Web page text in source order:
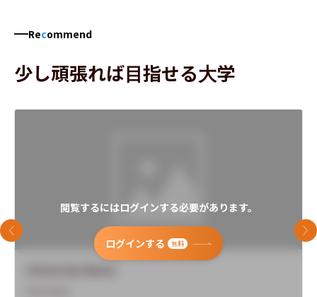
Recommend
少し頑張れば目指せる大学
閲覧するにはログインする必要があります。
ログインする 無料
前のスライド 次